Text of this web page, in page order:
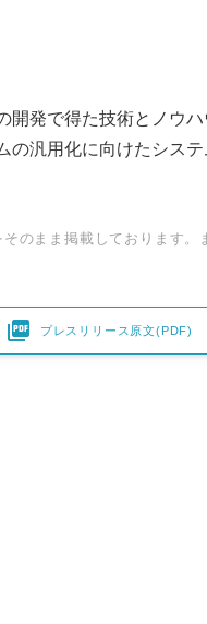
開発で得た技術とノウ
の汎用化に向けたシス
のまま掲載しております
 プレスリリース原文(PDF)